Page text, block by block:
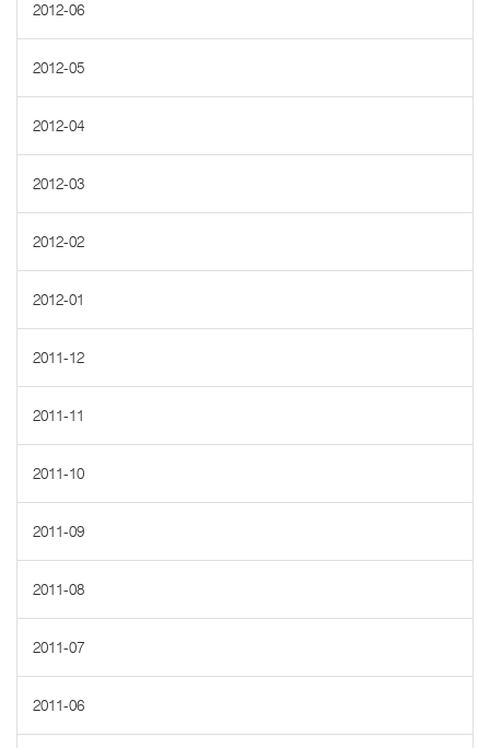
2012-06
2012-05
2012-04
2012-03
2012-02
2012-01
2011-12
2011-11
2011-10
2011-09
2011-08
2011-07
2011-06